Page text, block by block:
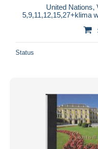
United Nations,
5,9,11,12,15,27+klima
Status